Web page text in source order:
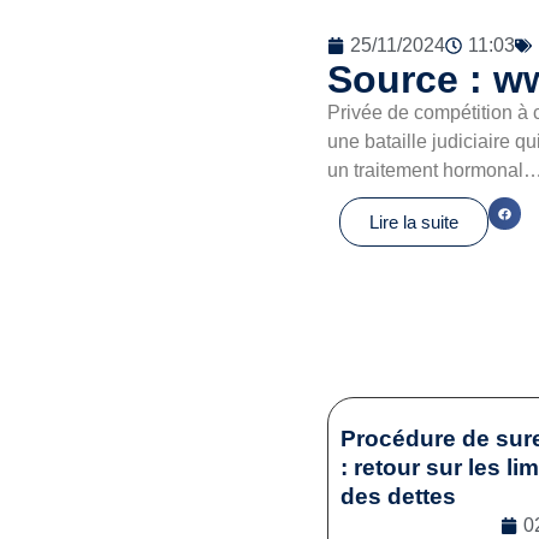
25/11/2024 11:03
Source :
Privée de compétition à
une bataille judiciaire
un traitement
Lire la suite
Procédure de
: retour sur les
des dettes